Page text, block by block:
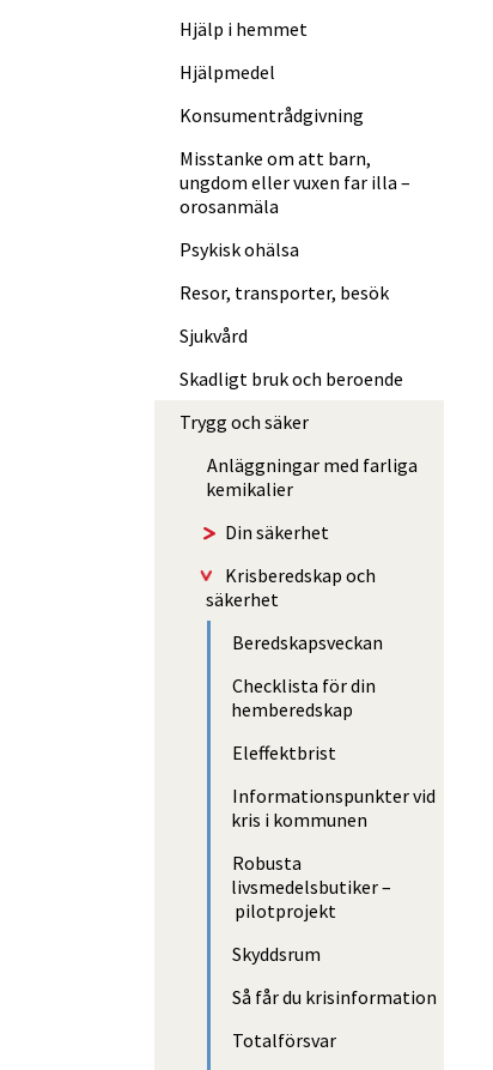
Hjälp i hemmet
Hjälpmedel
Konsument­rådgivning
Misstanke om att barn,
ungdom eller vuxen far illa –
orosanmäla
Psykisk ohälsa
Resor, transporter, besök
Sjukvård
Skadligt bruk och beroende
Trygg och säker
Anläggningar med farliga
kemikalier
Din säkerhet
Krisberedskap och
säkerhet
Beredskapsveckan
Checklista för din
hemberedskap
Eleffektbrist
Informationspunkter vid
kris i kommunen
Robusta
livsmedelsbutiker –
pilotprojekt
Skyddsrum
Så får du krisinformation
Totalförsvar